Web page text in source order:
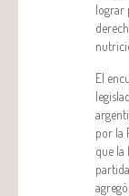
lograr
El
por la
que la